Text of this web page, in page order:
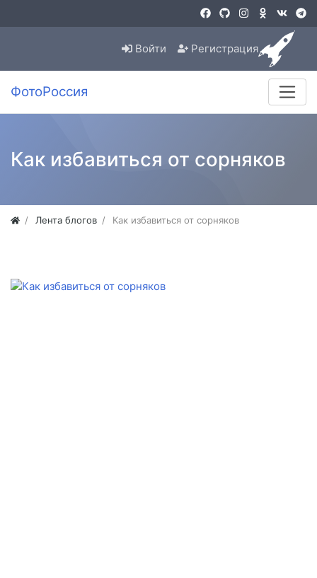
Войти Регистрация
ФотоРоссия
Как избавиться от сорняков
Лента блогов Как избавиться от сорняков